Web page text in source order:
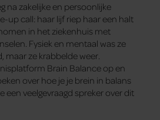
na zakelijke en persoonlijke
up call: haar lijf riep haar een halt
in het ziekenhuis met
Fysiek en mentaal was ze
maar ze krabbelde weer.
Brain Balance op en
over hoe je je brein in balans
een veelgevraagd spreker over dit